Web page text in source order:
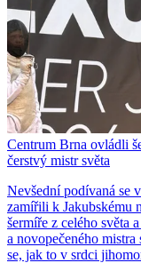
Centrum Brna ovládli
čerstvý mistr světa
Nevšední podívaná se
zamířili k Jakubskému
šermíře z celého světa
a novopečeného
se, jak to v srdci